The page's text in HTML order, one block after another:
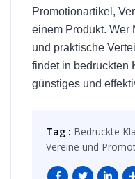
Promotionartikel,
einem Produkt. Wer
und praktische
findet in bedruckten
günstiges und
Tag : Bedruckte
Vereine und